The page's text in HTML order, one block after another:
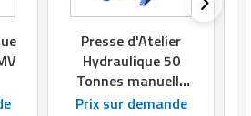
Presse d'Atelier
Hydraulique 50
Tonnes manuelle
(50 ton HF-2) RHTC
Prix sur demande